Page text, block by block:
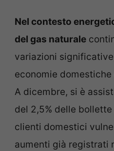
Nel contesto
del gas naturale
variazioni
economie
A dicembre, si è
del 2,5% delle
clienti domestici
aumenti già registrati